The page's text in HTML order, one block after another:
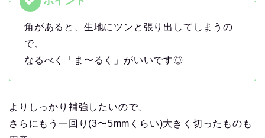
角があると、生地にツンと張り出してしまうの
で、
なるべく「ま〜るく」がいいです◎
よりしっかり補強したいので、
さらにもう一回り(3〜5mmくらい)大きく切ったものも